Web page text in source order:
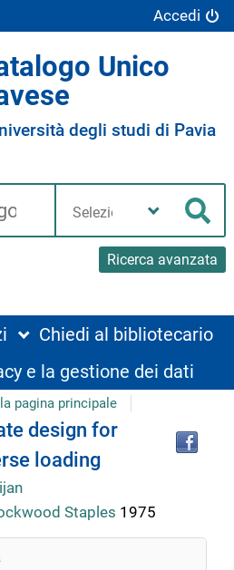
Accedi
Unico
degli studi di Pavia
Ricerca avanzata
biblioteca
Chiedi al bibliotecario
e la gestione dei dati
pagina principale
design for
loading
Staples 1975